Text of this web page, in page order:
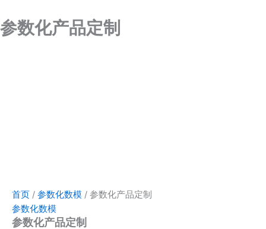
至
内
参数化产品定制
首页 / 参数化数模 / 参数化产品定制
参数化数模
参数化产品定制
化